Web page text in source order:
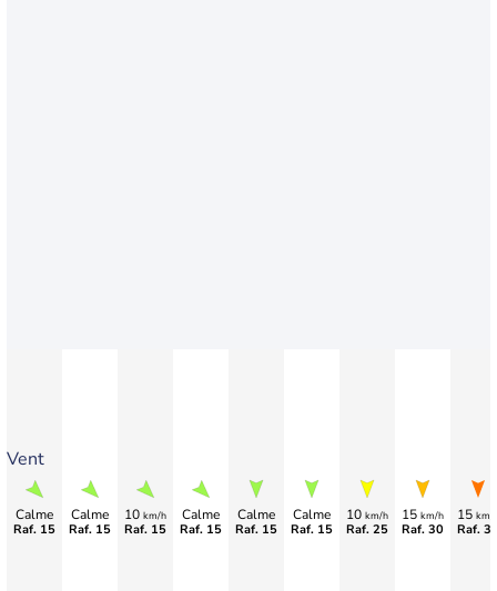
Vent
Calme
Raf. 15
Calme
Raf. 15
10 km/h
Raf. 15
Calme
Raf. 15
Calme
Raf. 15
Calme
Raf. 15
10 km/h
Raf. 25
15 km/h
Raf. 30
15 km/
Raf.